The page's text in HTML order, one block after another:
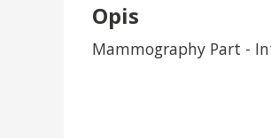
Opis
Mammography Part -